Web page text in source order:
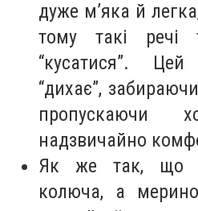
дуже м’яка й
тому такі речі
“кусатися”.
“дихає”,
пропускаючи
надзвичайно
Як же так, що
колюча, а